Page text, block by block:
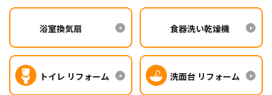
浴室換気扇 食器洗い乾燥機
トイレ リフォーム 洗面台 リフォーム